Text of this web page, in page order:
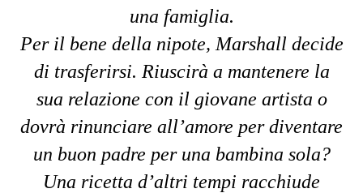
una famiglia.
Per il bene della nipote, Marshall decide
di trasferirsi. Riuscirà a mantenere la
sua relazione con il giovane artista o
dovrà rinunciare all’amore per diventare
un buon padre per una bambina sola?
Una ricetta d’altri tempi racchiude